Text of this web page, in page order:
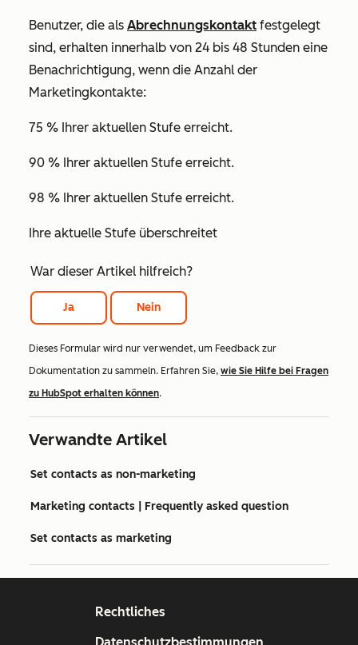
Benutzer, die als Abrechnungskontakt festgelegt
sind, erhalten innerhalb von 24 bis 48 Stunden eine
Benachrichtigung, wenn die Anzahl der
Marketingkontakte:
75 % Ihrer aktuellen Stufe erreicht.
90 % Ihrer aktuellen Stufe erreicht.
98 % Ihrer aktuellen Stufe erreicht.
Ihre aktuelle Stufe überschreitet
War dieser Artikel hilfreich?
Ja Nein
Dieses Formular wird nur verwendet, um Feedback zur
Dokumentation zu sammeln. Erfahren Sie, wie Sie Hilfe bei Fragen
zu HubSpot erhalten können.
Verwandte Artikel
Set contacts as non-marketing
Marketing contacts | Frequently asked question
Set contacts as marketing
Rechtliches